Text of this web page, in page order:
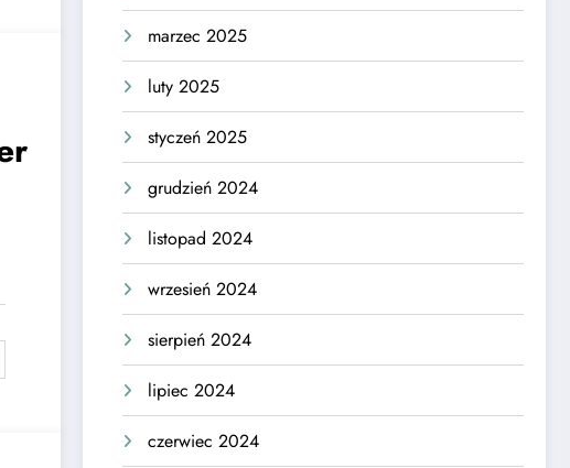
marzec 2025
luty 2025
styczeń 2025
grudzień 2024
listopad 2024
wrzesień 2024
sierpień 2024
lipiec 2024
czerwiec 2024